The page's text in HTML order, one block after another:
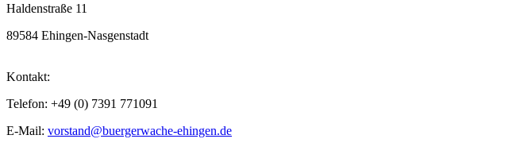
Haldenstraße 11
89584 Ehingen-Nasgenstadt
Kontakt:
Telefon: +49 (0) 7391 771091
E-Mail: vorstand@buergerwache-ehingen.de